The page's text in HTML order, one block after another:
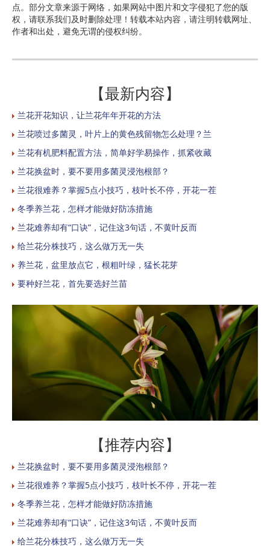
点。部分文章来源于网络，如果网站中图片和文字侵犯了您的版
权，请联系我们及时删除处理！转载本站内容，请注明转载网址、
作者和出处，避免无谓的侵权纠纷。
【最新内容】
兰花开花知识，让兰花年年开花的方法
兰花喷过多菌灵，叶片上的黄色残留物怎么处理？兰
兰花有机肥料配置方法，简单好学易操作，抓紧收藏
兰花换盆时，要不要用多菌灵浸泡根部？
兰花很难养？掌握5点小技巧，枝叶长不停，开花一茬
冬季养兰花，怎样才能做好防冻措施
兰花难养却有“口诀”，记住这3句话，不黄叶反而
给兰花分株技巧，这么做万无一失
养兰花，盆里放点它，根粗叶绿，猛长花芽
要种好兰花，首先要选好兰苗
【推荐内容】
兰花换盆时，要不要用多菌灵浸泡根部？
兰花很难养？掌握5点小技巧，枝叶长不停，开花一茬
冬季养兰花，怎样才能做好防冻措施
兰花难养却有“口诀”，记住这3句话，不黄叶反而
给兰花分株技巧，这么做万无一失